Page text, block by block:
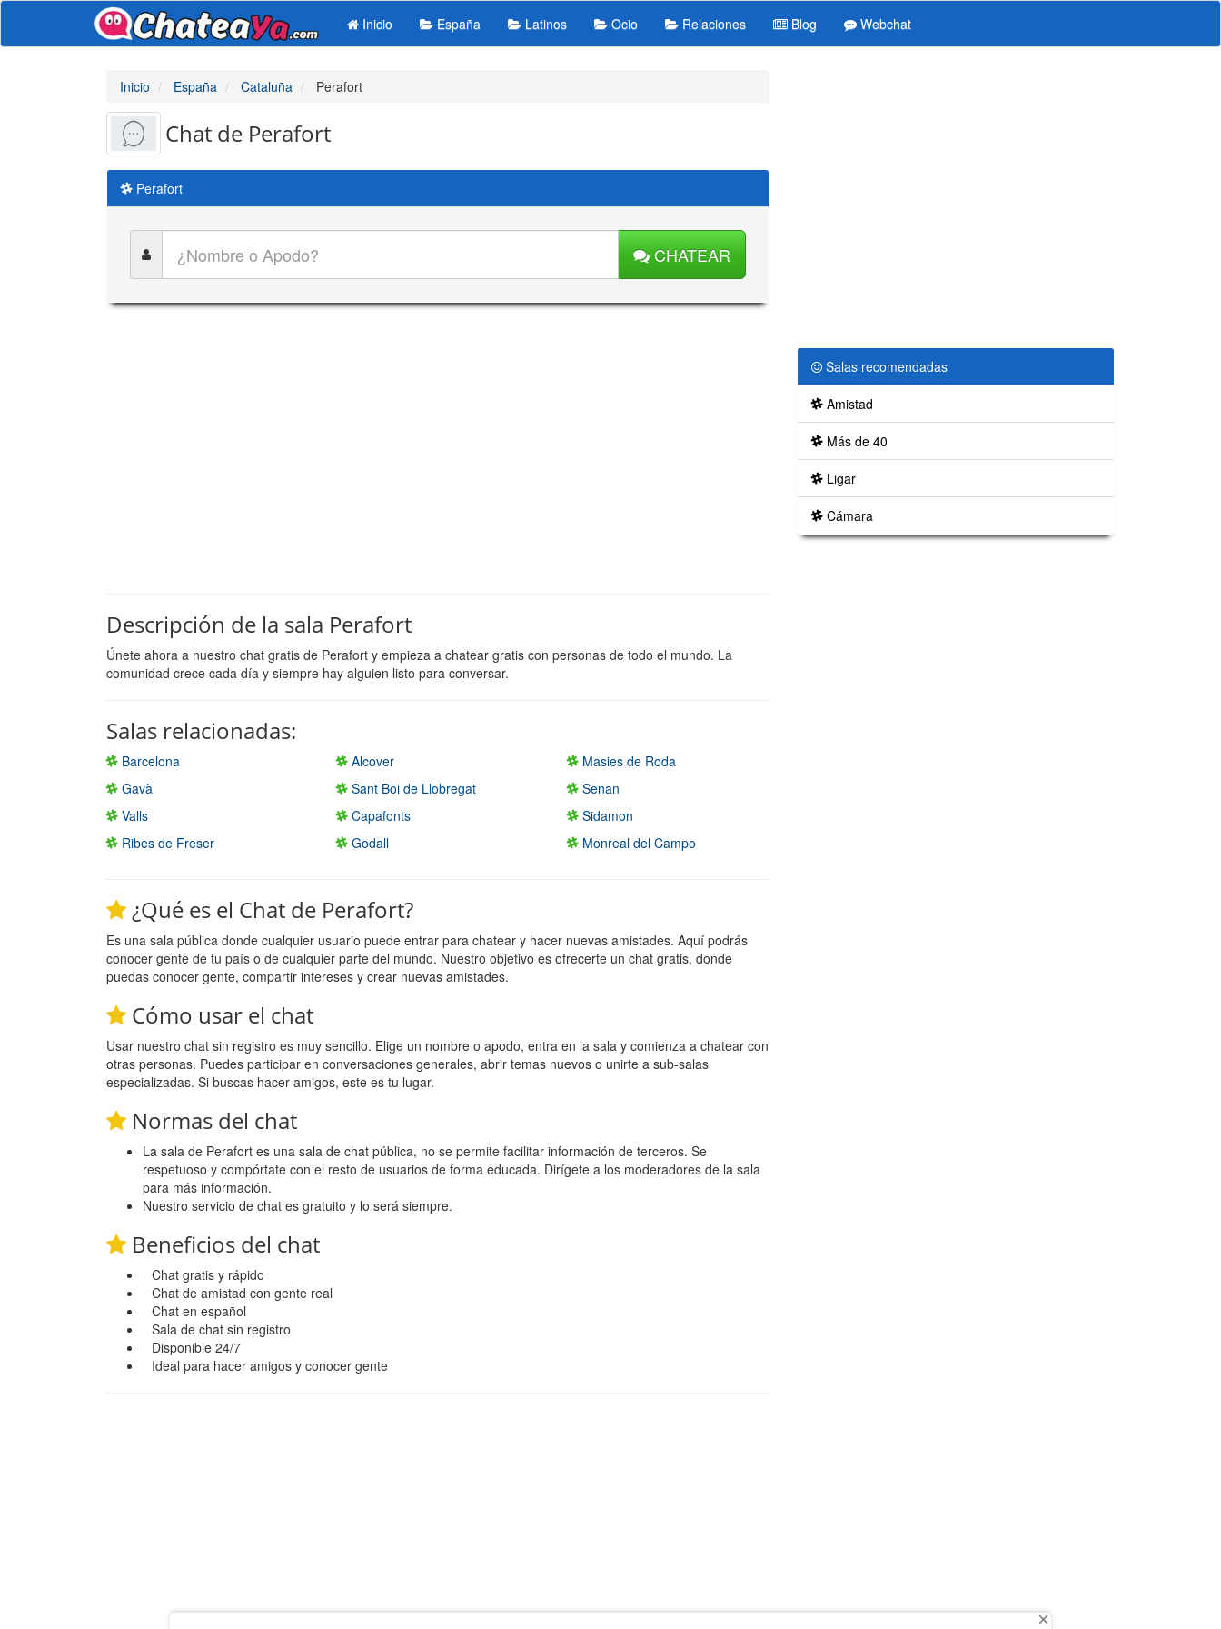
Inicio España Latinos Ocio Relaciones Blog Webchat
Inicio España Cataluña Perafort
Chat de Perafort
Perafort
CHATEAR
Descripción de la sala Perafort
Únete ahora a nuestro chat gratis de Perafort y empieza a chatear gratis con personas de todo el mundo. La
comunidad crece cada día y siempre hay alguien listo para conversar.
Salas relacionadas:
Barcelona Alcover
Masies de Roda
Gavà
Sant Boi de Llobregat
Senan
Valls
Capafonts
Sidamon
Ribes de Freser
Godall Monreal del Campo
¿Qué es el Chat de Perafort?
Es una sala pública donde cualquier usuario puede entrar para chatear y hacer nuevas amistades. Aquí podrás
conocer gente de tu país o de cualquier parte del mundo. Nuestro objetivo es ofrecerte un chat gratis, donde
puedas conocer gente, compartir intereses y crear nuevas amistades.
Cómo usar el chat
Usar nuestro chat sin registro es muy sencillo. Elige un nombre o apodo, entra en la sala y comienza a chatear con
otras personas. Puedes participar en conversaciones generales, abrir temas nuevos o unirte a sub-salas
especializadas. Si buscas hacer amigos, este es tu lugar.
Normas del chat
La sala de Perafort es una sala de chat pública, no se permite facilitar información de terceros. Se
respetuoso y compórtate con el resto de usuarios de forma educada. Dirígete a los moderadores de la sala
para más información.
Nuestro servicio de chat es gratuito y lo será siempre.
Beneficios del chat
Chat gratis y rápido
Chat de amistad con gente real
Chat en español
Sala de chat sin registro
Disponible 24/7
Ideal para hacer amigos y conocer gente
Salas recomendadas
Amistad
Más de 40
Ligar
Cámara